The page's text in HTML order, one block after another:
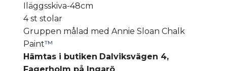
Iläggsskiva-48cm
4 st stolar
Gruppen målad med Annie Sloan Chalk
Paint™
Hämtas i butiken Dalviksvägen 4,